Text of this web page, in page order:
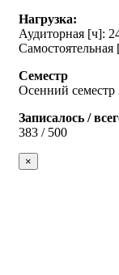
Нагрузка:
Аудиторная [ч]:
Самостоятельная
Семестр
Осенний семестр
Записалось /
383 / 500
×